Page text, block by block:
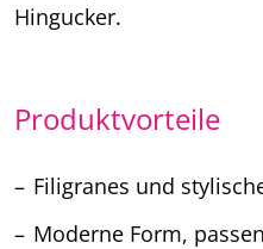
Hingucker.
Produktvorteile
Filigranes und
Moderne Form,